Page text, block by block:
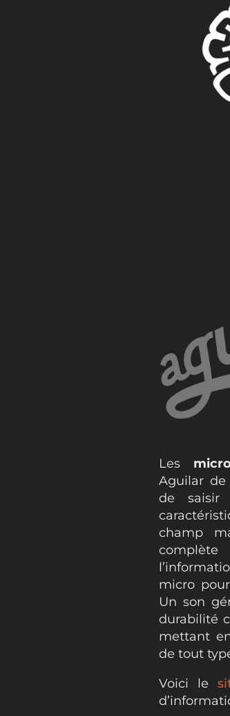
Les
Aguilar
de
champ
micro
Un son
durabilité
mettant
de tout
Voici le